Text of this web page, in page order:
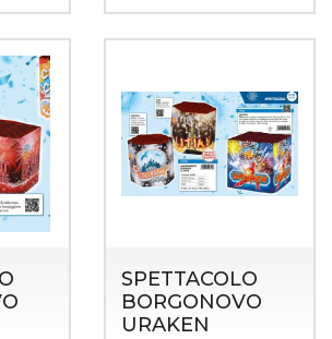
SPETTACOLO
BORGONOVO
URAKEN